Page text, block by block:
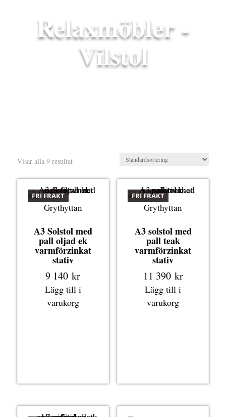
Relaxmöbler -
Vilstol
Visar alla 9 resultat
FRI FRAKT
Grythyttan
A3 Solstol med
pall oljad ek
varmförzinkat
stativ
9 140kr
Lägg till i
varukorg
FRI FRAKT
Grythyttan
A3 solstol med
pall teak
varmförzinkat
stativ
11 390 kr
Lägg till i
varukorg